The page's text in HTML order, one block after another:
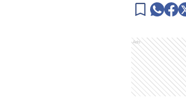
Ads